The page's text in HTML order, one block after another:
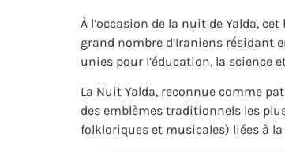
À l’occasion de la nuit de Yalda,
grand nombre d’Iraniens résidant
unies pour l’éducation, la science
La Nuit Yalda, reconnue comme
des emblèmes traditionnels les
folkloriques et musicales) liées à